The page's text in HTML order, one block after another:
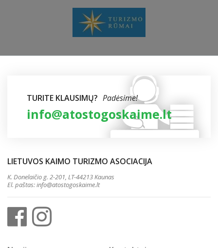
TURITE KLAUSIMŲ? Padėsime!
info@atostogoskaime.lt
LIETUVOS KAIMO TURIZMO ASOCIACIJA
K. Donelaičio g. 2-201, LT-44213 Kaunas
El. paštas:info@atostogoskaime.lt